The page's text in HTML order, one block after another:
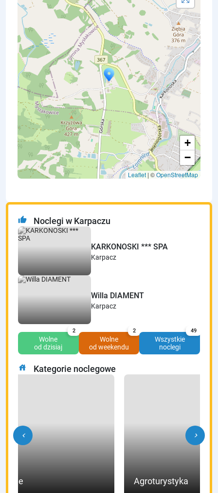
+
−
Leaflet | ©OpenStreetMap
thumb_up Noclegi w Karpaczu
KARKONOSKI *** SPA
Karpacz
Willa DIAMENT
Karpacz
Wolne
od dzisiaj
2
Wolne
od weekendu
2
Wszystkie
noclegi
49
house Kategorie noclegowe
Agroturystyka
chevron_left chevron_right